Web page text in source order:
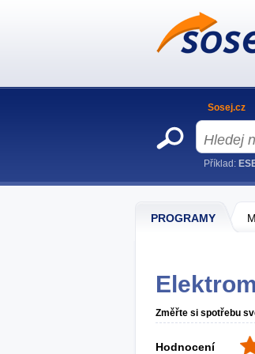
PROGRAMY
Změřte si spotřebu
Hodnocení
Sosej.cz
Příklad: